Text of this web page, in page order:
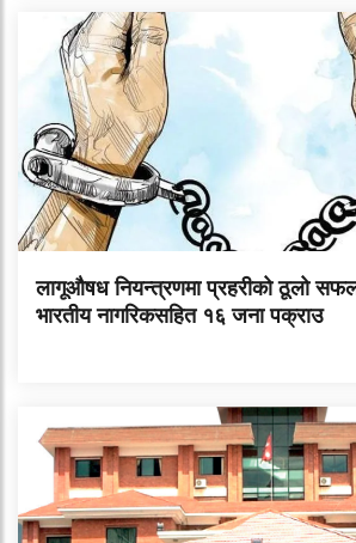
लागूऔषध नियन्त्रणमा प्रहरीको ठूलो
भारतीय नागरिकसहित १६ जना पक्राउ